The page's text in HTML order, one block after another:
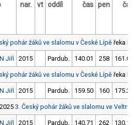
nar. vt oddíl čas pen čas
pohár žáků ve slalomu v České Lípěřeka
Jiří 2015 Pardub. 140.01 258 161.07
pohár žáků ve slalomu v České Lípěřeka
Jiří 2015 Pardub. 159.50 160 175.28
3. Český pohár žáků ve slalomu ve
Jiří 2015 Pardub. 140.71 262 130.11